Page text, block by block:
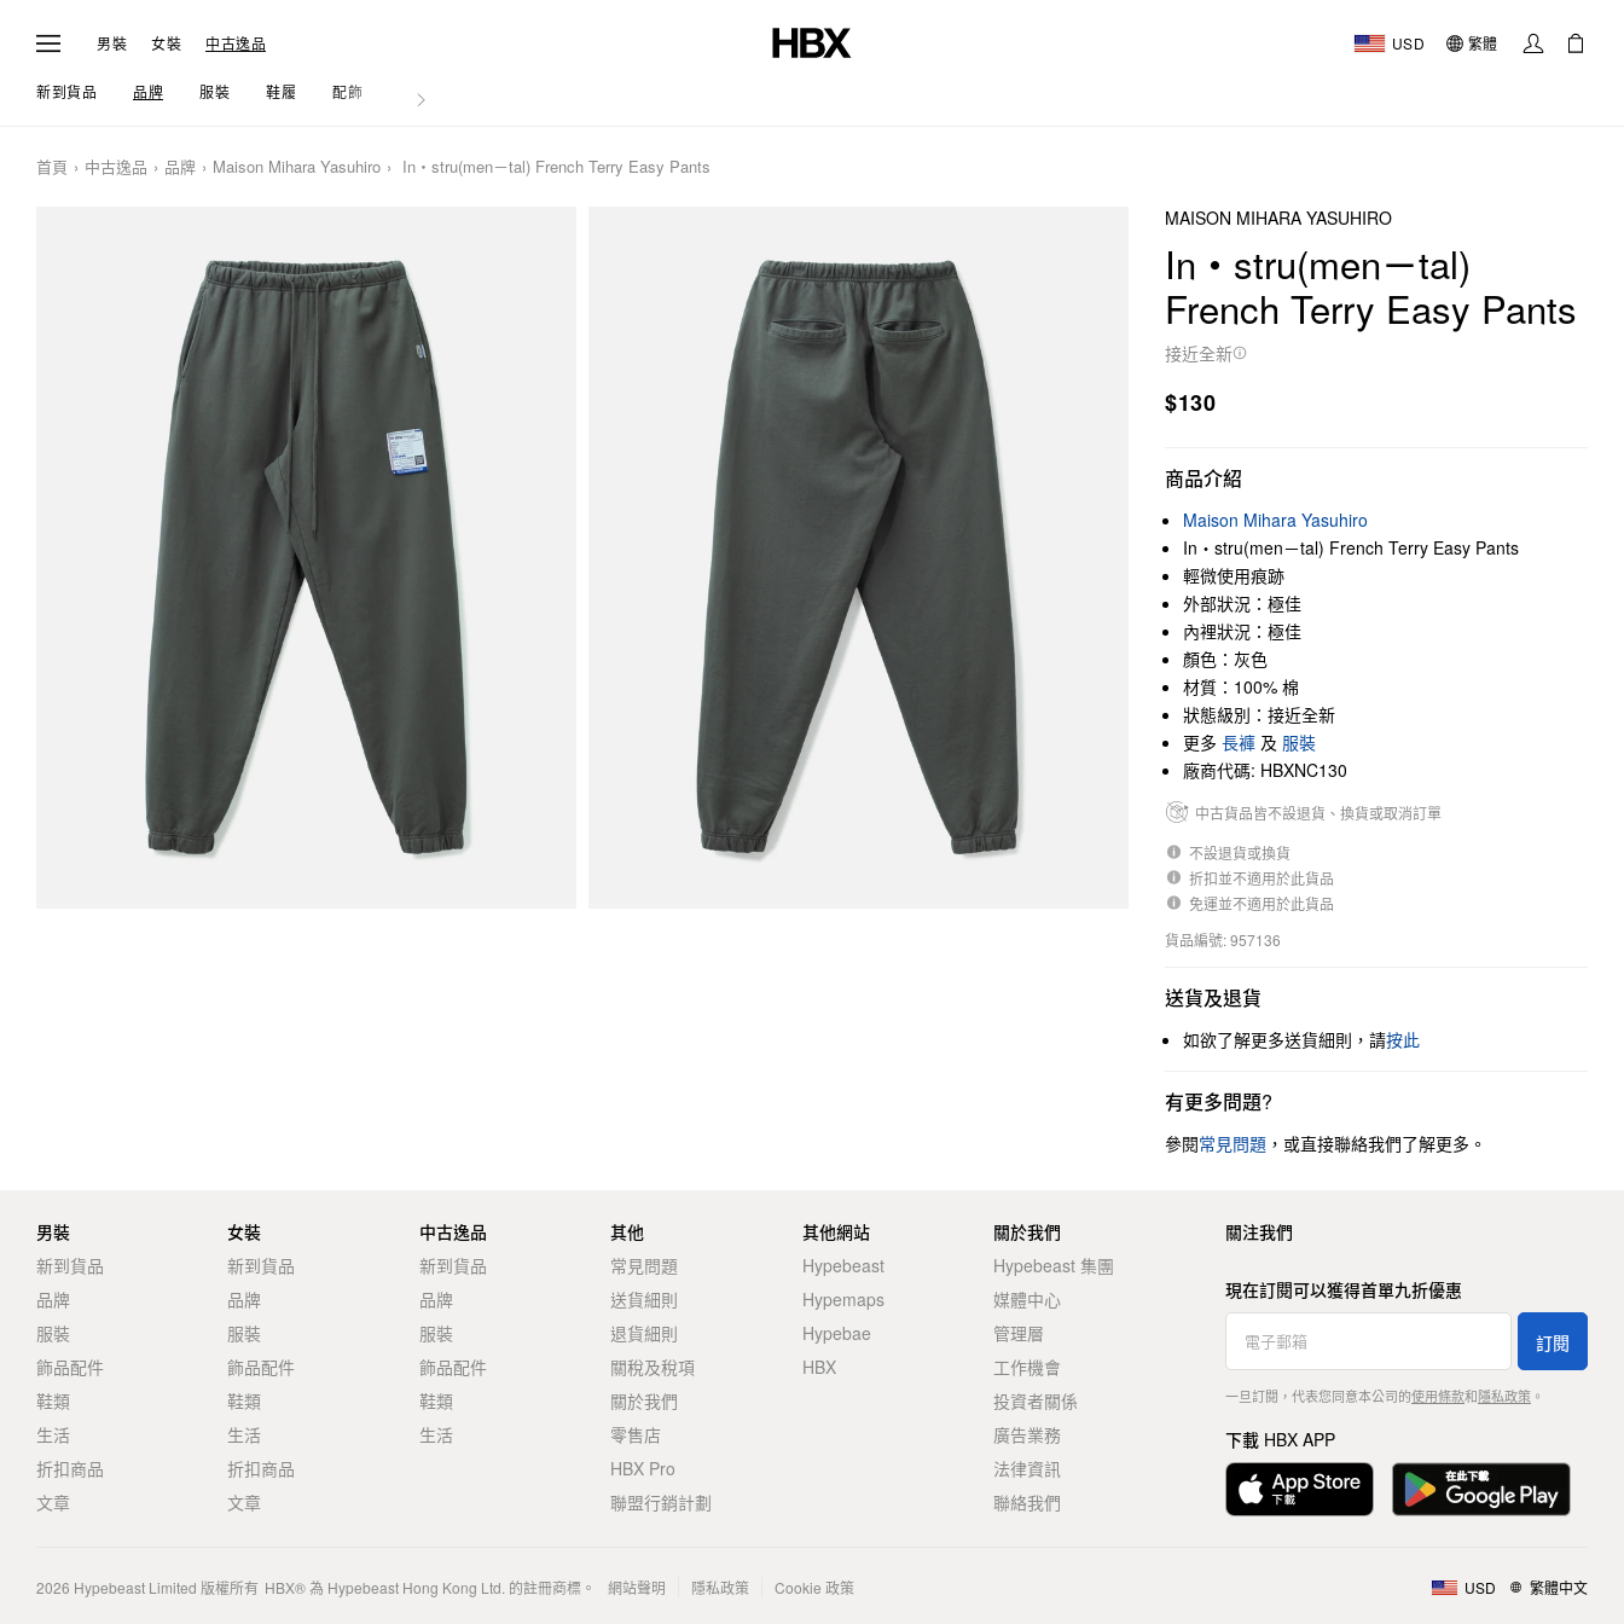
男裝 女裝 中古逸品 USD 繁體
新到貨品 品牌 服裝 鞋履 配飾 生活
首頁 中古逸品 品牌 Maison Mihara Yasuhiro In・stru(men－tal) French Terry Easy Pants
MAISON MIHARA YASUHIRO
In・stru(men－tal)
French Terry Easy Pants
接近全新
$130
商品介紹
Maison Mihara Yasuhiro
In・stru(men－tal) French Terry Easy Pants
輕微使用痕跡
外部狀況：極佳
內裡狀況：極佳
顏色：灰色
材質：100% 棉
狀態級別：接近全新
更多 長褲 及 服裝
廠商代碼: HBXNC130
中古貨品皆不設退貨、換貨或取消訂單
不設退貨或換貨
折扣並不適用於此貨品
免運並不適用於此貨品
貨品編號: 957136
送貨及退貨
如欲了解更多送貨細則，請按此
有更多問題?
參閱常見問題 ，或直接聯絡我們了解更多。
男裝
新到貨品
品牌
服裝
飾品配件
鞋類
生活
折扣商品
文章
女裝
新到貨品
品牌
服裝
飾品配件
鞋類
生活
折扣商品
文章
中古逸品
新到貨品
品牌
服裝
飾品配件
鞋類
生活
其他
常見問題
送貨細則
退貨細則
關稅及稅項
關於我們
零售店
HBX Pro
聯盟行銷計劃
其他網站
Hypebeast
Hypemaps
Hypebae
HBX
關於我們
Hypebeast 集團
媒體中心
管理層
工作機會
投資者關係
廣告業務
法律資訊
聯絡我們
關注我們
現在訂閱可以獲得首單九折優惠
訂閱
一旦訂閱，代表您同意本公司的使用條款和隱私政策。
下載 HBX APP
2026 Hypebeast Limited 版權所有 HBX® 為 Hypebeast Hong Kong Ltd. 的註冊商標。 網站聲明 隱私政策 Cookie 政策 USD 繁體中文